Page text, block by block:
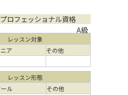
ロフェッショナル資格
A級
レッスン対象
ア
その他
レッスン形態
ル
その他